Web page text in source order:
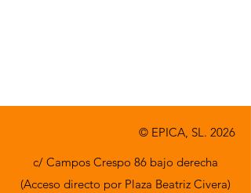
© EPICA, SL. 2026
c/ Campos Crespo 86 bajo derecha
(Acceso directo por Plaza Beatriz Civera)